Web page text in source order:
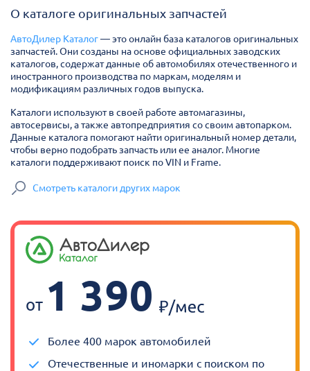
О каталоге оригинальных запчастей
АвтоДилер Каталог— это онлайн база каталогов оригинальных
запчастей. Они созданы на основе официальных заводских
каталогов, содержат данные об автомобилях отечественного и
иностранного производства по маркам, моделям и
модификациям различных годов выпуска.
Каталоги используют в своей работе автомагазины,
автосервисы, а также автопредприятия со своим автопарком.
Данные каталога помогают найти оригинальный номер детали,
чтобы верно подобрать запчасть или ее аналог. Многие
каталоги поддерживают поиск по VIN и Frame.
Смотреть каталоги других марок
от 1 390
Более 400 марок автомобилей
Отечественные и иномарки с поиском по